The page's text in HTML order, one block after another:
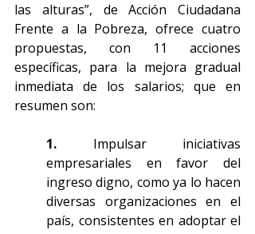
las alturas”, de Acción Ciudadana
Frente a la Pobreza, ofrece cuatro
propuestas, con 11 acciones
específicas, para la mejora gradual
inmediata de los salarios; que en
resumen son:
1. Impulsar iniciativas
empresariales en favor del
ingreso digno, como ya lo hacen
diversas organizaciones en el
país, consistentes en adoptar el